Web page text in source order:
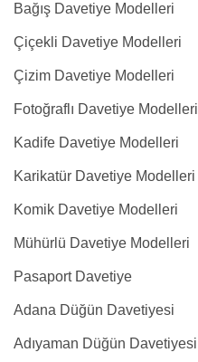
Bağış Davetiye Modelleri
Çiçekli Davetiye Modelleri
Çizim Davetiye Modelleri
Fotoğraflı Davetiye Modelleri
Kadife Davetiye Modelleri
Karikatür Davetiye Modelleri
Komik Davetiye Modelleri
Mühürlü Davetiye Modelleri
Pasaport Davetiye
Adana Düğün Davetiyesi
Adıyaman Düğün Davetiyesi